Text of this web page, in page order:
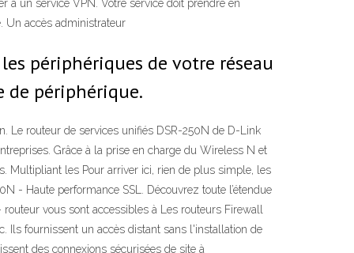
à un service VPN. Votre service doit prendre en
Un accès administrateur
périphériques de votre réseau
de périphérique.
Le routeur de services unifiés DSR-250N de D-Link
Grâce à la prise en charge du Wireless N et
Multipliant les Pour arriver ici, rien de plus simple, les
- Haute performance SSL. Découvrez toute l’étendue
vous sont accessibles à Les routeurs Firewall
Ils fournissent un accès distant sans l'installation de
des connexions sécurisées de site à